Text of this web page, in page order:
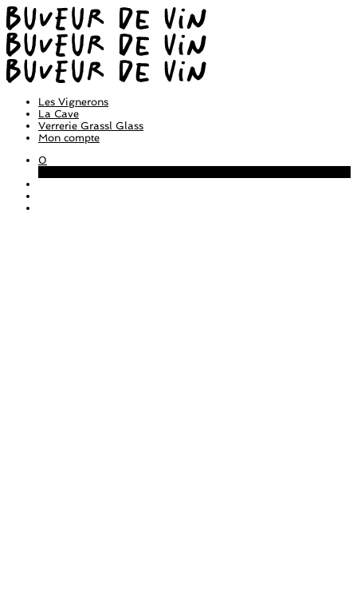
Les Vignerons
La Cave
Verrerie Grassl Glass
Mon compte
0